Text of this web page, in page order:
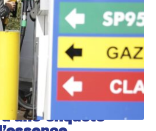
enquête